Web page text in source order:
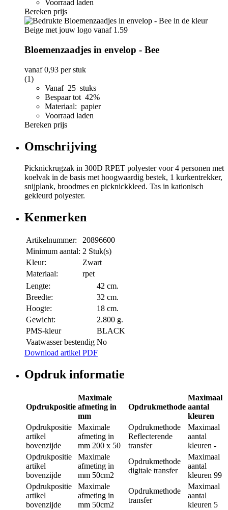
Voorraad laden
Bereken prijs
Bloemenzaadjes in envelop - Bee
vanaf0,93 per stuk
(1)
Vanaf 25 stuks
Bespaar tot 42%
Materiaal: papier
Voorraad laden
Bereken prijs
Omschrijving
Picknickrugzak in 300D RPET polyester voor 4 personen met
koelvak in de basis met hoogwaardig bestek, 1 kurkentrekker,
snijplank, broodmes en picknickkleed. Tas in kationisch
gekleurd polyester.
Kenmerken
Artikelnummer:
20896600
Minimum aantal: 2 Stuk(s)
Kleur:
Zwart
Materiaal:
rpet
Lengte:
42 cm.
Breedte:
32 cm.
Hoogte:
18 cm.
Gewicht:
2.800 g.
PMS-kleur
BLACK
Vaatwasser bestendig No
Download artikel PDF
Opdruk informatie
Opdrukpositie
Maximale
afmeting in
mm
Opdrukmethode
Maximaal
aantal
kleuren
Opdrukpositie
artikel
bovenzijde
Maximale
afmeting in
mm 200 x 50
Opdrukmethode
Reflecterende
transfer
Maximaal
aantal
kleuren -
Opdrukpositie
artikel
bovenzijde
Maximale
afmeting in
mm 50cm2
Opdrukmethode
digitale transfer
Maximaal
aantal
kleuren 99
Opdrukpositie
artikel
bovenzijde
Maximale
afmeting in
mm 50cm2
Opdrukmethode
transfer
Maximaal
aantal
kleuren 5